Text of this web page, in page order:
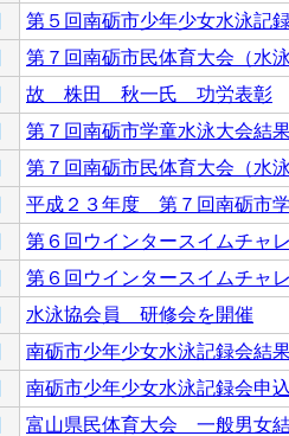
第５回南砺市少年少女水泳記
第７回南砺市民体育大会（水
故 株田 秋一氏 功労表彰
第７回南砺市学童水泳大会結
第７回南砺市民体育大会（水
平成２３年度 第７回南砺市
第６回ウインタースイムチャ
第６回ウインタースイムチャ
水泳協会員 研修会を開催
南砺市少年少女水泳記録会結
南砺市少年少女水泳記録会申
富山県民体育大会 一般男女